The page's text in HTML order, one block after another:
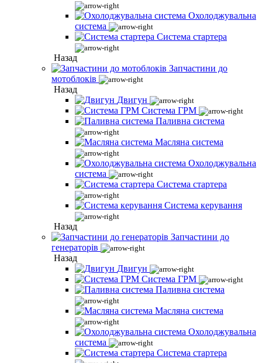
Охолоджувальна
система
Система стартера
Назад
Запчастини до
мотоблоків
Назад
Двигун
Система ГРМ
Паливна система
Масляна система
Охолоджувальна
система
Система стартера
Система керування
Назад
Запчастини до
генераторів
Назад
Двигун
Система ГРМ
Паливна система
Масляна система
Охолоджувальна
система
Система стартера